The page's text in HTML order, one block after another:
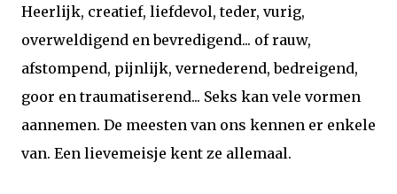
Heerlijk, creatief, liefdevol, teder, vurig,
overweldigend en bevredigend... of rauw,
afstompend, pijnlijk, vernederend, bedreigend,
goor en traumatiserend... Seks kan vele vormen
aannemen. De meesten van ons kennen er enkele
van. Een lievemeisje kent ze allemaal.